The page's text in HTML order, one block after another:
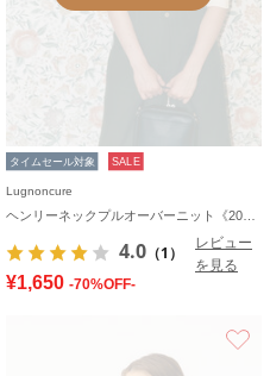
タイムセール対象 SALE
Lugnoncure
4.0 （1）
レビュー
を見る
¥1,650 -70%OFF-